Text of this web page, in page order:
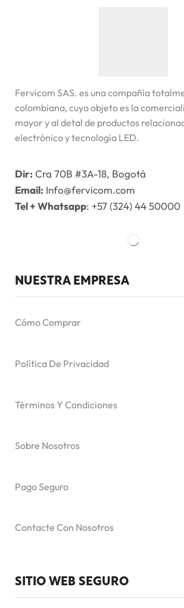
Fervicom SAS. es una compañía
colombiana, cuyo objeto es la
mayor y al detal de productos
electrónico y tecnología LED.
Dir: Cra 70B #3A-18, Bogotá
Email: Info@fervicom.com
Tel + Whatsapp: +57 (324) 44 50000
NUESTRA EMPRESA
Cómo Comprar
Política De Privacidad
Términos Y Condiciones
Sobre Nosotros
Pago Seguro
Contacte Con Nosotros
SITIO WEB SEGURO